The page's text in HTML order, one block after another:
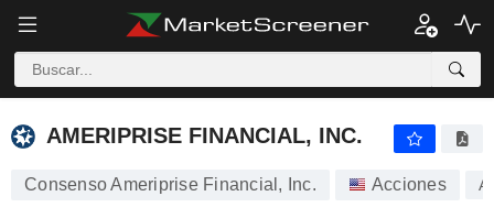
AMERIPRISE FINANCIAL, INC.
Consenso Ameriprise Financial, Inc. Acciones